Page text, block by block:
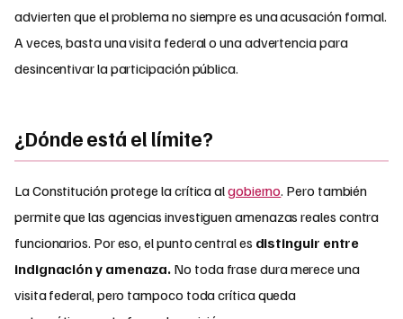
advierten que el problema no siempre es una acusación formal.
A veces, basta una visita federal o una advertencia para
desincentivar la participación pública.
¿Dónde está el límite?
La Constitución protege la crítica algobierno. Pero también
permite que las agencias investiguen amenazas reales contra
funcionarios. Por eso, el punto central es distinguir entre
indignación y amenaza. No toda frase dura merece una
visita federal, pero tampoco toda crítica queda